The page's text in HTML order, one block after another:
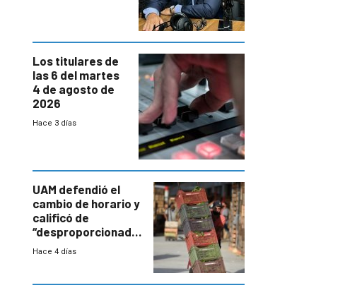
Los titulares de
las 6 del martes
4 de agosto de
2026
Hace 3 días
UAM defendió el
cambio de horario y
calificó de
“desproporcionado”
el bloqueo de
Hace 4 días